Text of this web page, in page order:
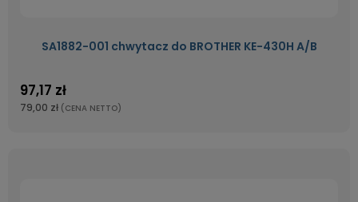
SA1882-001 chwytacz do BROTHER KE-430H A/B
97,17 zł
79,00 zł (CENA NETTO)